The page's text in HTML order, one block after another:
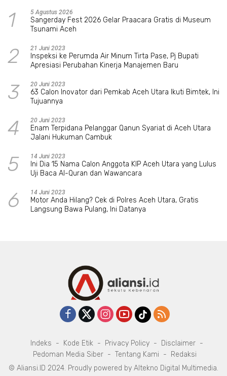
1 5 Agustus 2026
Sangerday Fest 2026 Gelar Praacara Gratis di Museum
Tsunami Aceh
2 21 Juni 2023
Inspeksi ke Perumda Air Minum Tirta Pase, Pj Bupati
Apresiasi Perubahan Kinerja Manajemen Baru
3 20 Juni 2023
63 Calon Inovator dari Pemkab Aceh Utara Ikuti Bimtek, Ini
Tujuannya
4 20 Juni 2023
Enam Terpidana Pelanggar Qanun Syariat di Aceh Utara
Jalani Hukuman Cambuk
5 14 Juni 2023
Ini Dia 15 Nama Calon Anggota KIP Aceh Utara yang Lulus
Uji Baca Al-Quran dan Wawancara
6 14 Juni 2023
Motor Anda Hilang? Cek di Polres Aceh Utara, Gratis
Langsung Bawa Pulang, Ini Datanya
Indeks Kode Etik Privacy Policy
Disclaimer
Pedoman Media Siber
Tentang Kami
Redaksi
© Aliansi.ID 2024. Proudly powered by Altekno Digital Multimedia.